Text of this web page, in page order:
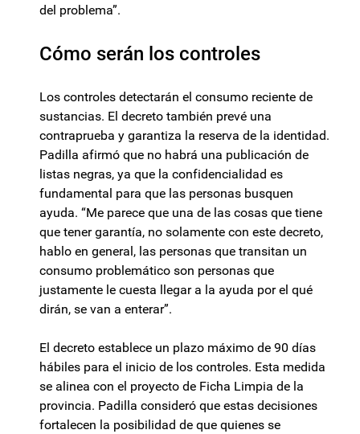
del problema”.
Cómo serán los controles
Los controles detectarán el consumo reciente de
sustancias. El decreto también prevé una
contraprueba y garantiza la reserva de la identidad.
Padilla afirmó que no habrá una publicación de
listas negras, ya que la confidencialidad es
fundamental para que las personas busquen
ayuda. “Me parece que una de las cosas que tiene
que tener garantía, no solamente con este decreto,
hablo en general, las personas que transitan un
consumo problemático son personas que
justamente le cuesta llegar a la ayuda por el qué
dirán, se van a enterar”.
El decreto establece un plazo máximo de 90 días
hábiles para el inicio de los controles. Esta medida
se alinea con el proyecto de Ficha Limpia de la
provincia. Padilla consideró que estas decisiones
fortalecen la posibilidad de que quienes se